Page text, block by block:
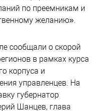
по преемникам и
желанию».
сообщали о скорой
в рамках курса
корпуса и
управленцев. На
губернатор
Шанцев, глава